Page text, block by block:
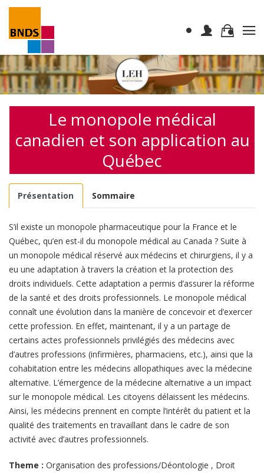
Le monopole médical
canadien et son application au
Québec
Présentation Sommaire
S’il existe un monopole pharmaceutique pour la France et le
Québec, qu’en est-il du monopole médical au Canada ? Suite à
un monopole médical réservé aux médecins et chirurgiens, il y a
eu une adaptation à travers la création et la protection des
droits individuels. Cette adaptation a permis d’assurer la réforme
de la santé et des droits professionnels. Le monopole médical
connaît une évolution dans la manière de concevoir et d’exercer
cette profession. En effet, maintenant, il y a un partage de
certains actes professionnels privilégiés des médecins avec
d’autres professions (infirmières, pharmaciens, etc.), ainsi que la
cohabitation entre les médecins allopathiques avec la médecine
alternative. L’émergence de la médecine alternative a un impact
sur le monopole médical. Les citoyens délaissent les médecins.
Ainsi, les médecins prennent en compte l’intérêt du patient et la
qualité des traitements en travaillant dans le cadre de son
activité avec d’autres professionnels.
Theme : Organisation des professions/Déontologie , Droit